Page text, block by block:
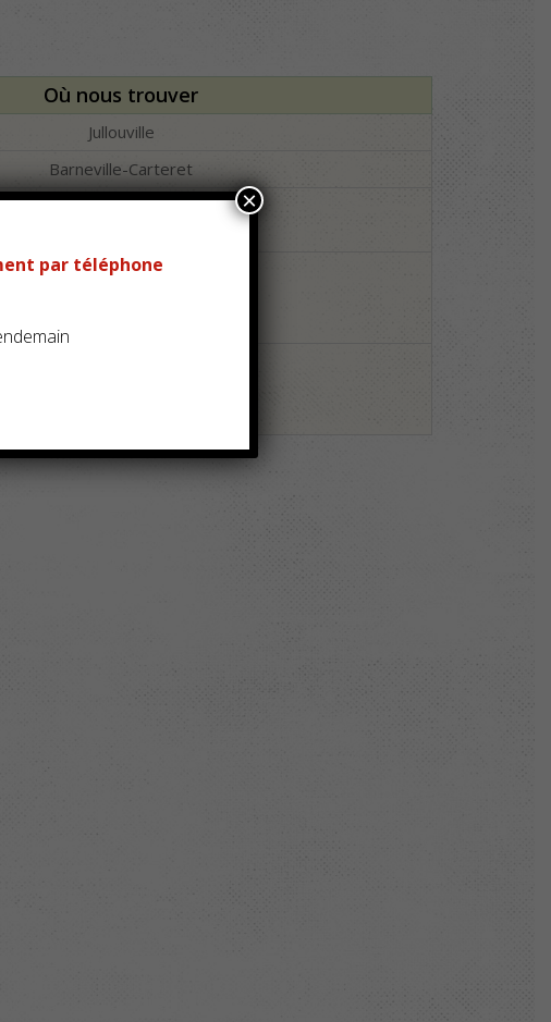
Où nous trouver
Jullouville
Barneville-Carteret
Les Pieux
Cherbourg (centre ville)
par téléphone
×